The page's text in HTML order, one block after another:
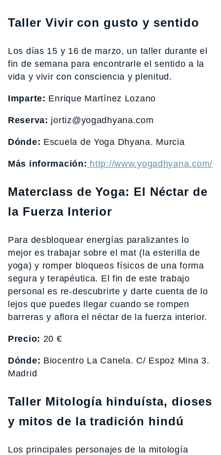
Taller Vivir con gusto y sentido
Los días 15 y 16 de marzo, un taller durante el
fin de semana para encontrarle el sentido a la
vida y vivir con consciencia y plenitud.
Imparte: Enrique Martínez Lozano
Reserva: jortiz@yogadhyana.com
Dónde: Escuela de Yoga Dhyana. Murcia
Más información: http://www.yogadhyana.com/
Materclass de Yoga: El Néctar de
la Fuerza Interior
Para desbloquear energías paralizantes lo
mejor es trabajar sobre el mat (la esterilla de
yoga) y romper bloqueos físicos de una forma
segura y terapéutica. El fin de este trabajo
personal es re-descubrirte y darte cuenta de lo
lejos que puedes llegar cuando se rompen
barreras y aflora el néctar de la fuerza interior.
Precio: 20 €
Dónde: Biocentro La Canela. C/ Espoz Mina 3.
Madrid
Taller Mitología hinduísta, dioses
y mitos de la tradición hindú
Los principales personajes de la mitología